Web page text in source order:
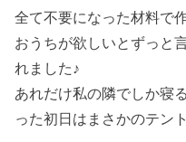
全て不要になった材料で
おうちが欲しいとずっと
れました♪
あれだけ私の隣でしか寝
った初日はまさかのテン